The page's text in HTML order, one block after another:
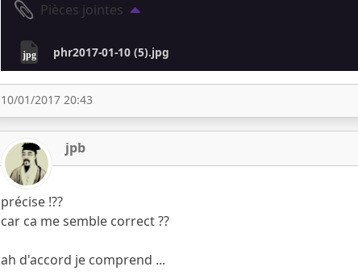
Pièces jointes
jpg phr2017-01-10 (5).jpg
10/01/2017 20:43
jpb
précise !??
car ca me semble correct ??
ah d'accord je comprend ...